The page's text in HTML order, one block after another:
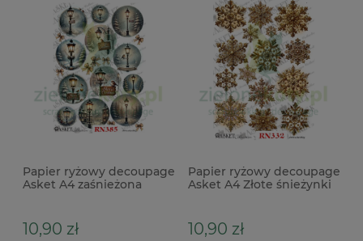
Papier ryżowy decoupage
Asket A4 zaśnieżona
10,90 zł
Papier ryżowy decoupage
Asket A4 Złote śnieżynki
10,90 zł